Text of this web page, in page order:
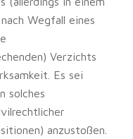
Wegfall eines
Verzichts
Es sei
solches
anzustoßen.